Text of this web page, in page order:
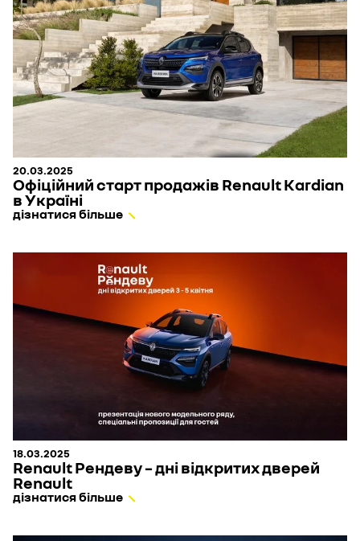
20.03.2025
Офіційний старт продажів Renault Kardian
в Україні
дізнатися більше
18.03.2025
Renault Рендеву – дні відкритих дверей
Renault
дізнатися більше